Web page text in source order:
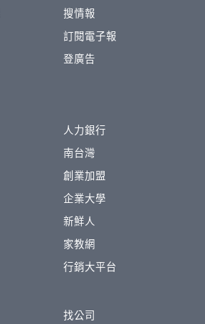
搜情報
訂閱電子報
登廣告
人力銀行
南台灣
創業加盟
企業大學
新鮮人
家教網
行銷大平台
找公司